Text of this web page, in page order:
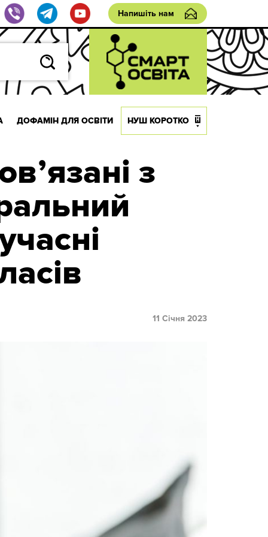
Напишіть нам
ДОФАМІН ДЛЯ ОСВІТИ НУШ КОРОТКО
з
11 Січня 2023